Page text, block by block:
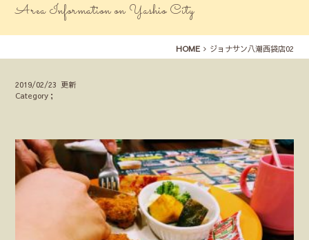
Area Information on Yashio City
HOME ジョナサン八潮西袋店02
2019/02/23 更新
Category；